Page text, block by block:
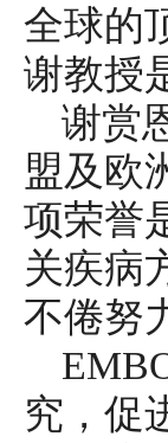
全球的
谢教授
谢赏
盟及欧
项荣誉
关疾病
不倦努
究，促